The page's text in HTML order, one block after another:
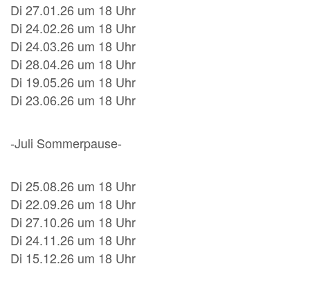
Di 27.01.26 um 18 Uhr
Di 24.02.26 um 18 Uhr
Di 24.03.26 um 18 Uhr
Di 28.04.26 um 18 Uhr
Di 19.05.26 um 18 Uhr
Di 23.06.26 um 18 Uhr
-Juli Sommerpause-
Di 25.08.26 um 18 Uhr
Di 22.09.26 um 18 Uhr
Di 27.10.26 um 18 Uhr
Di 24.11.26 um 18 Uhr
Di 15.12.26 um 18 Uhr